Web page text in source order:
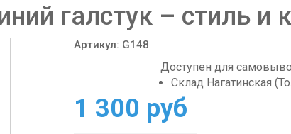
галстук – стиль и
Артикул: G148
Доступен для
Склад Нагатинская
1 300 руб